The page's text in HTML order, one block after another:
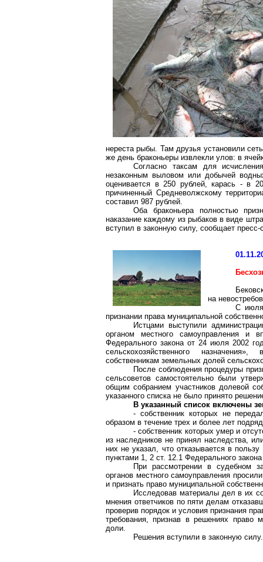
нереста рыбы. Там друзья установили
же день браконьеры извлекли улов: в
Согласно таксам для
незаконным выловом или добычей
оценивается в 250 рублей, карась - в
причиненный Средневолжскому
составил 987 рублей.
Оба браконьера полностью
наказание каждому из рыбаков в виде
вступил в законную силу, сообщает
на
С июля
признании права муниципальной
Истцами выступили
органом местного самоуправления и
Федерального закона от 24 июля 2002
сельскохозяйственного
собственникам земельных долей
После соблюдения процедуры
сельсоветов самостоятельно были
общим собранием участников долевой
указанного списка не было принято
В указанный список включены
- собственник которых не
образом в течение трех и более лет
- собственник которых умер и
из наследников не принял наследства,
них не указал, что отказывается в
пунктами 1, 2 ст. 12.1 Федерального
При рассмотрении в судебном
органов местного самоуправления
и признать право муниципальной
Исследовав материалы дел в их
мнения ответчиков по пяти делам
проверив порядок и условия признания
требования, признав в решениях право
доли.
Решения вступили в законную силу.